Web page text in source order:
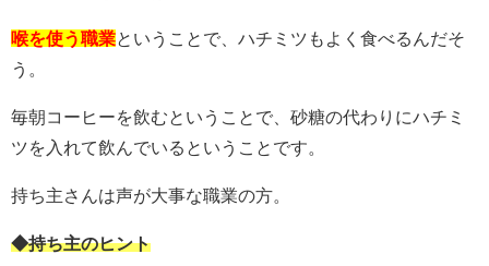
喉を使う職業ということで、ハチミツもよく食べるんだそ
う。
毎朝コーヒーを飲むということで、砂糖の代わりにハチミ
ツを入れて飲んでいるということです。
持ち主さんは声が大事な職業の方。
◆持ち主のヒント